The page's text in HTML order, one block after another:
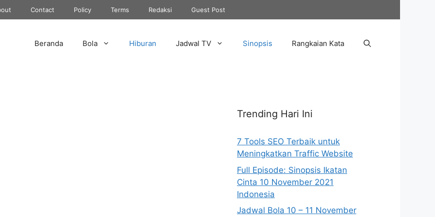
Contact Policy Terms Redaksi Guest Post
Beranda Bola Hiburan Jadwal TV Sinopsis Rangkaian Kata
Trending Hari Ini
7 Tools SEO Terbaik untuk
Meningkatkan Traffic Website
Full Episode: Sinopsis Ikatan
Cinta 10 November 2021
Indonesia
Jadwal Bola 10 – 11 November